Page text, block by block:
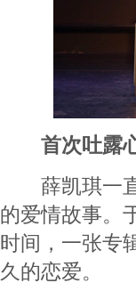
首次吐露心
薛凯琪一直
的爱情故事。
时间，一张专
久的恋爱。